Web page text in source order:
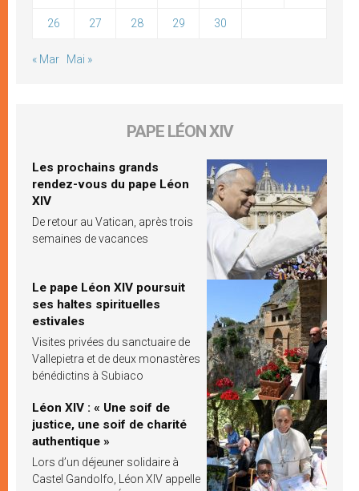
26 27 28 29 30
« Mar Mai »
PAPE LÉON XIV
Les prochains grands
rendez-vous du pape Léon
XIV
De retour au Vatican, après trois
semaines de vacances
Le pape Léon XIV poursuit
ses haltes spirituelles
estivales
Visites privées du sanctuaire de
Vallepietra et de deux monastères
bénédictins à Subiaco
Léon XIV : « Une soif de
justice, une soif de charité
authentique »
Lors d’un déjeuner solidaire à
Castel Gandolfo, Léon XIV appelle